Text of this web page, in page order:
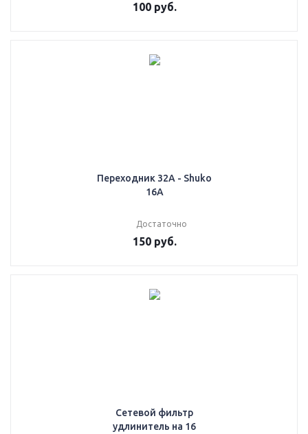
100руб.
Переходник 32А - Shuko
16A
Достаточно
150руб.
Сетевой фильтр
удлинитель на 16